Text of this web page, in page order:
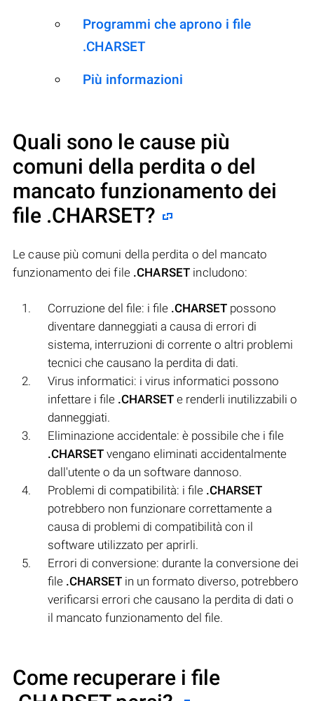
Programmi che aprono i file
.CHARSET
Più informazioni
Quali sono le cause più
comuni della perdita o del
mancato funzionamento dei
file .CHARSET?
Le cause più comuni della perdita o del mancato
funzionamento dei file .CHARSET includono:
Corruzione del file: i file .CHARSET possono
diventare danneggiati a causa di errori di
sistema, interruzioni di corrente o altri problemi
tecnici che causano la perdita di dati.
Virus informatici: i virus informatici possono
infettare i file .CHARSET e renderli inutilizzabili o
danneggiati.
Eliminazione accidentale: è possibile che i file
.CHARSET vengano eliminati accidentalmente
dall'utente o da un software dannoso.
Problemi di compatibilità: i file .CHARSET
potrebbero non funzionare correttamente a
causa di problemi di compatibilità con il
software utilizzato per aprirli.
Errori di conversione: durante la conversione dei
file .CHARSET in un formato diverso, potrebbero
verificarsi errori che causano la perdita di dati o
il mancato funzionamento del file.
Come recuperare i file